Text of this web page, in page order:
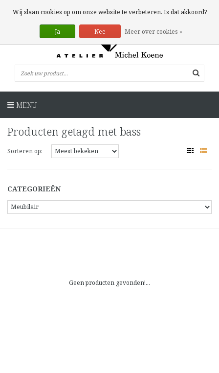
0 Artikelen
MENU
Producten getagd met bass
Sorteren op:
CATEGORIEËN
Geen producten gevonden!...
Wij slaan cookies op om onze website te verbeteren. Is dat akkoord?
Ja Nee Meer over cookies »